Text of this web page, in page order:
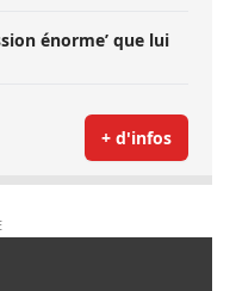
énorme’ que lui
+ d'infos